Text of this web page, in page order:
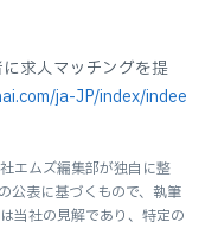
求人マッチングを提
ja-JP/index/indee
エムズ編集部が独自に整
公表に基づくもので、執筆
当社の見解であり、特定の